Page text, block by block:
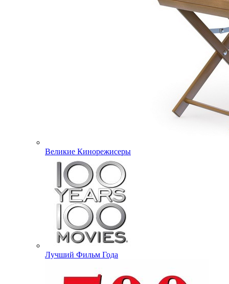
Великие Кинорежисеры
Лучший Фильм Года